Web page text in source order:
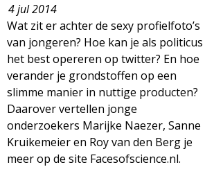
4 jul 2014
Wat zit er achter de sexy profielfoto’s
van jongeren? Hoe kan je als politicus
het best opereren op twitter? En hoe
verander je grondstoffen op een
slimme manier in nuttige producten?
Daarover vertellen jonge
onderzoekers Marijke Naezer, Sanne
Kruikemeier en Roy van den Berg je
meer op de site Facesofscience.nl.